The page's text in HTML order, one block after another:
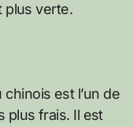
plus verte.
est l’un de
plus frais. Il est